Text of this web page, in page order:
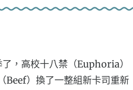
，高校十八禁（Euphoria）
Beef）換了一整組新卡司重新